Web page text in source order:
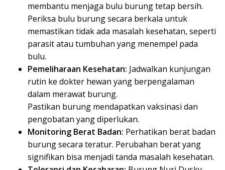
membantu menjaga bulu burung tetap bersih.
Periksa bulu burung secara berkala untuk
memastikan tidak ada masalah kesehatan, seperti
parasit atau tumbuhan yang menempel pada
bulu.
Pemeliharaan Kesehatan: Jadwalkan kunjungan
rutin ke dokter hewan yang berpengalaman
dalam merawat burung.
Pastikan burung mendapatkan vaksinasi dan
pengobatan yang diperlukan.
Monitoring Berat Badan: Perhatikan berat badan
burung secara teratur. Perubahan berat yang
signifikan bisa menjadi tanda masalah kesehatan.